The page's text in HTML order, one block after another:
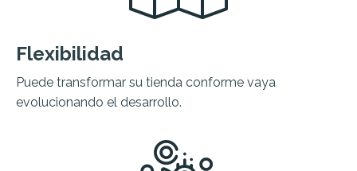
Flexibilidad
Puede transformar su tienda conforme vaya
evolucionando el desarrollo.